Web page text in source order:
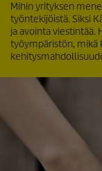
Mihin yrityksen
työntekijöistä. Siksi
ja avointa viestintää.
työympäristön, mikä